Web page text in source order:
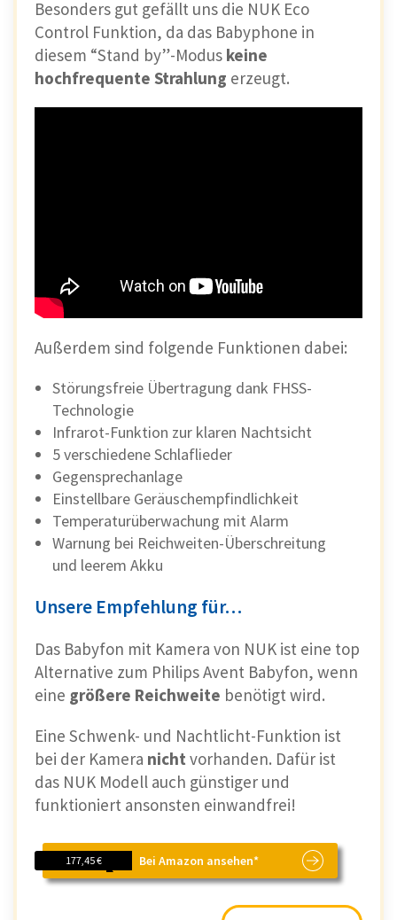
Besonders gut gefällt uns die NUK Eco
Control Funktion, da das Babyphone in
diesem “Stand by”-Modus keine
hochfrequente Strahlung erzeugt.
Außerdem sind folgende Funktionen dabei:
Störungsfreie Übertragung dank FHSS-
Technologie
Infrarot-Funktion zur klaren Nachtsicht
5 verschiedene Schlaflieder
Gegensprechanlage
Einstellbare Geräuschempfindlichkeit
Temperaturüberwachung mit Alarm
Warnung bei Reichweiten-Überschreitung
und leerem Akku
Unsere Empfehlung für…
Das Babyfon mit Kamera von NUK ist eine top
Alternative zum Philips Avent Babyfon, wenn
eine größere Reichweite benötigt wird.
Eine Schwenk- und Nachtlicht-Funktion ist
bei der Kamera nicht vorhanden. Dafür ist
das NUK Modell auch günstiger und
funktioniert ansonsten einwandfrei!
Bei Amazon ansehen*
177,45 €